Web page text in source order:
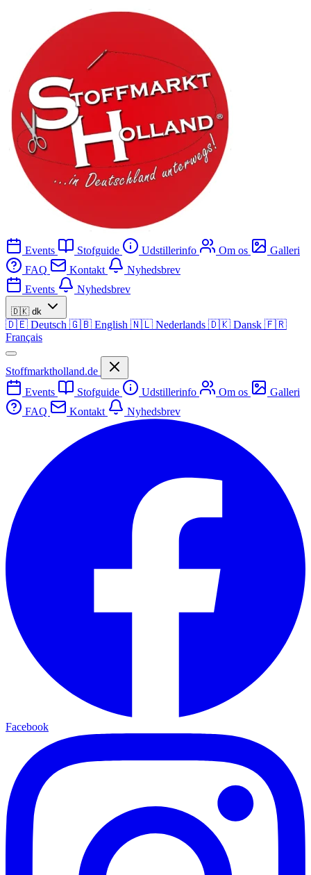
Events Stofguide Udstillerinfo Om os
Galleri
FAQ
Kontakt
Nyhedsbrev
Events
Nyhedsbrev
🇩🇰 dk
🇩🇪 Deutsch 🇬🇧 English 🇳🇱 Nederlands 🇩🇰 Dansk 🇫🇷
Français
Stoffmarktholland.de
Events
Stofguide Udstillerinfo Om os
Galleri
FAQ
Kontakt Nyhedsbrev
Facebook